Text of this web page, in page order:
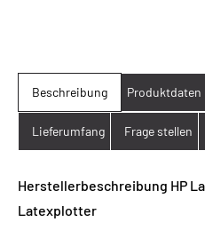
Beschreibung Produktdaten
Lieferumfang Frage stellen
Herstellerbeschreibung HP
Latexplotter